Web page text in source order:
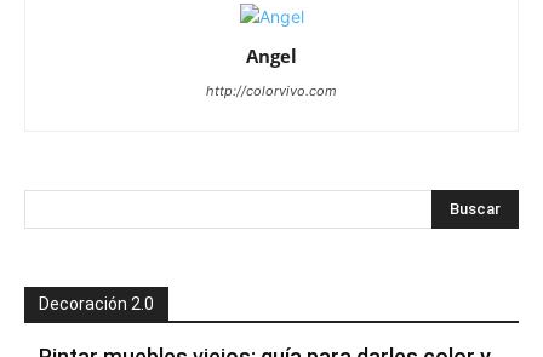
Angel
http://colorvivo.com
Decoración 2.0